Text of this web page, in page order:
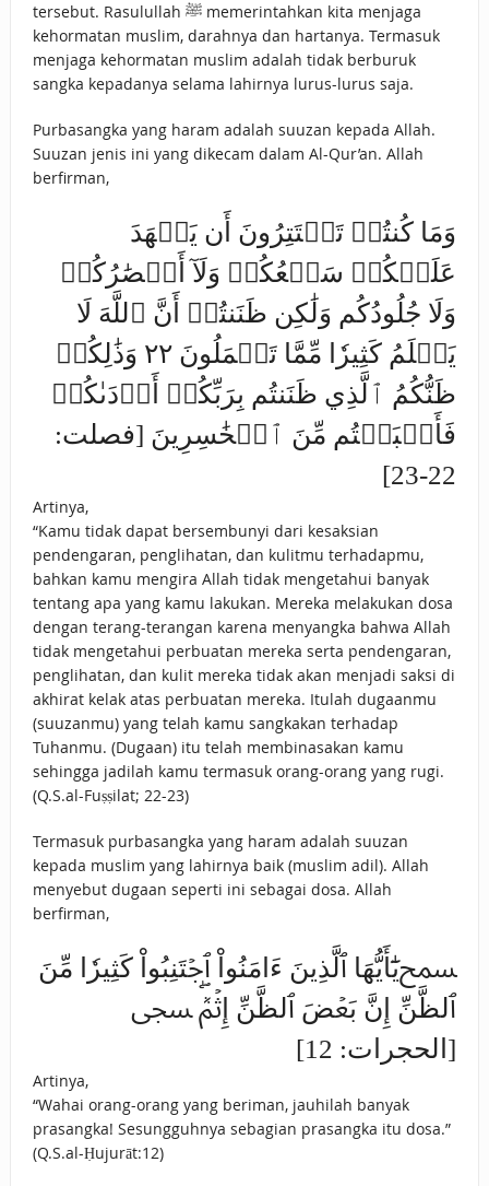
tersebut. Rasulullah ﷺ memerintahkan kita menjaga
kehormatan muslim, darahnya dan hartanya. Termasuk
menjaga kehormatan muslim adalah tidak berburuk
sangka kepadanya selama lahirnya lurus-lurus saja.
Purbasangka yang haram adalah suuzan kepada Allah.
Suuzan jenis ini yang dikecam dalam Al-Qur’an. Allah
berfirman,
وَمَا كُنتُمۡ تَسۡتَتِرُونَ أَن يَشۡهَدَ
عَلَيۡكُمۡ سَمۡعُكُمۡ وَلَآ أَبۡصَٰرُكُمۡ
وَلَا جُلُودُكُم وَلَٰكِن ظَنَنتُمۡ أَنَّ ٱللَّهَ لَا
يَعۡلَمُ كَثِيرٗا مِّمَّا تَعۡمَلُونَ ٢٢ ‌وَذَٰلِكُمۡ
‌ظَنُّكُمُ ٱلَّذِي ظَنَنتُم بِرَبِّكُمۡ أَرۡدَىٰكُمۡ
فَأَصۡبَحۡتُم مِّنَ ٱلۡخَٰسِرِينَ [فصلت:
22-23]
Artinya,
“Kamu tidak dapat bersembunyi dari kesaksian
pendengaran, penglihatan, dan kulitmu terhadapmu,
bahkan kamu mengira Allah tidak mengetahui banyak
tentang apa yang kamu lakukan. Mereka melakukan dosa
dengan terang-terangan karena menyangka bahwa Allah
tidak mengetahui perbuatan mereka serta pendengaran,
penglihatan, dan kulit mereka tidak akan menjadi saksi di
akhirat kelak atas perbuatan mereka. Itulah dugaanmu
(suuzanmu) yang telah kamu sangkakan terhadap
Tuhanmu. (Dugaan) itu telah membinasakan kamu
sehingga jadilah kamu termasuk orang-orang yang rugi.
(Q.S.al-Fuṣṣilat; 22-23)
Termasuk purbasangka yang haram adalah suuzan
kepada muslim yang lahirnya baik (muslim adil). Allah
menyebut dugaan seperti ini sebagai dosa. Allah
berfirman,
ﵟيَٰٓأَيُّهَا ٱلَّذِينَ ءَامَنُواْ ٱجۡتَنِبُواْ كَثِيرٗا مِّنَ
ٱلظَّنِّ إِنَّ ‌بَعۡضَ ‌ٱلظَّنِّ إِثۡمٞۖ ﵞ
[الحجرات: 12]
Artinya,
“Wahai orang-orang yang beriman, jauhilah banyak
prasangka! Sesungguhnya sebagian prasangka itu dosa.”
(Q.S.al-Ḥujurāt:12)